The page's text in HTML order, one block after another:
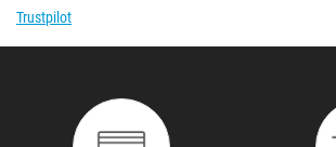
Trustpilot